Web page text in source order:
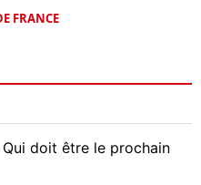
FRANCE
doit être le prochain